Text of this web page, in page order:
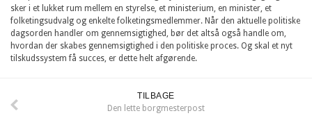
sker i et lukket rum mellem en styrelse, et ministerium, en minister, et
folketingsudvalg og enkelte folketingsmedlemmer. Når den aktuelle politiske
dagsorden handler om gennemsigtighed, bør det altså også handle om,
hvordan der skabes gennemsigtighed i den politiske proces. Og skal et nyt
tilskudssystem få succes, er dette helt afgørende.
TILBAGE
Den lette borgmesterpost